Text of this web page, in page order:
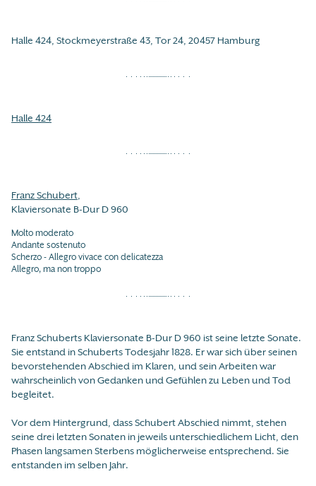
Halle 424, Stockmeyerstraße 43, Tor 24, 20457 Hamburg
Halle 424
Franz Schubert,
Klaviersonate B-Dur D 960
Molto moderato
Andante sostenuto
Scherzo - Allegro vivace con delicatezza
Allegro, ma non troppo
Franz Schuberts Klaviersonate B-Dur D 960 ist seine letzte Sonate.
Sie entstand in Schuberts Todesjahr 1828. Er war sich über seinen
bevorstehenden Abschied im Klaren, und sein Arbeiten war
wahrscheinlich von Gedanken und Gefühlen zu Leben und Tod
begleitet.
Vor dem Hintergrund, dass Schubert Abschied nimmt, stehen
seine drei letzten Sonaten in jeweils unterschiedlichem Licht, den
Phasen langsamen Sterbens möglicherweise entsprechend. Sie
entstanden im selben Jahr.